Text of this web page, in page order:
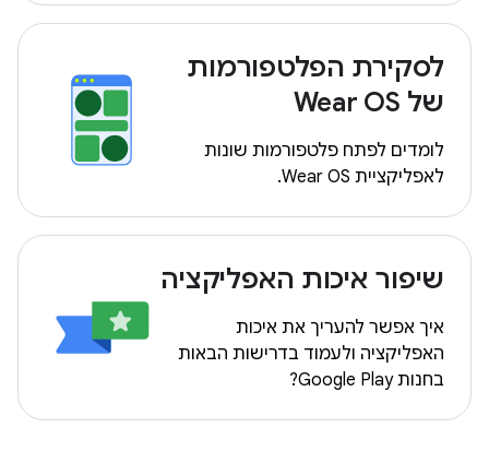
לסקירת הפלטפורמות
של Wear OS
לומדים לפתח פלטפורמות שונות
לאפליקציית Wear OS.
שיפור איכות האפליקציה
איך אפשר להעריך את איכות
האפליקציה ולעמוד בדרישות הבאות
בחנות Google Play?